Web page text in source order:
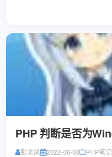
PHP 判断是否为
彭文凤 2022-06-08 PHP笔记